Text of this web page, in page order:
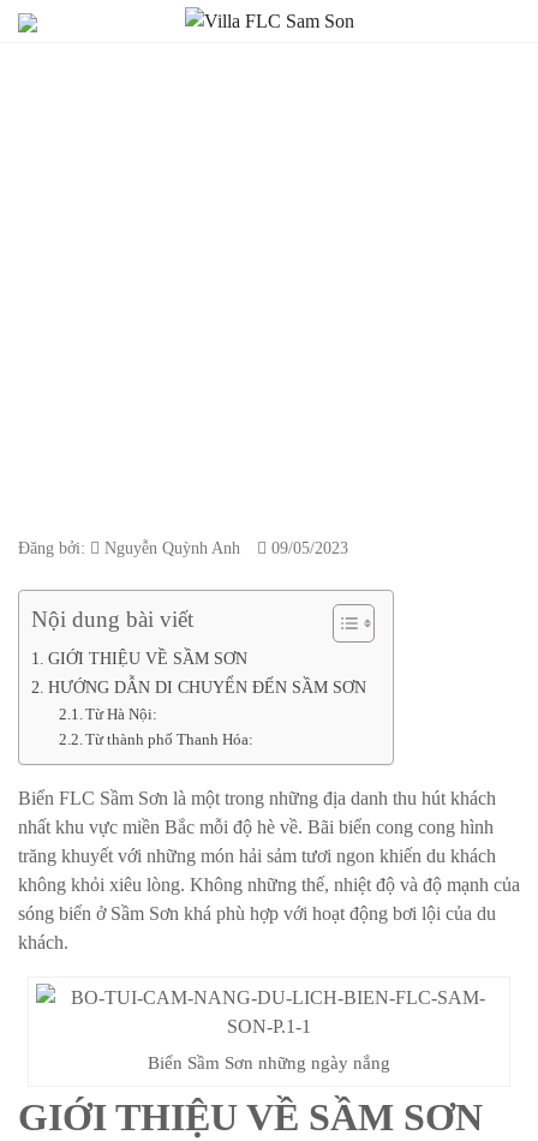
Đăng bởi: Nguyễn Quỳnh Anh 09/05/2023
Nội dung bài viết
GIỚI THIỆU VỀ SẦM SƠN
HƯỚNG DẪN DI CHUYỂN ĐẾN SẦM SƠN
Từ Hà Nội:
Từ thành phố Thanh Hóa:
Biển FLC Sầm Sơn là một trong những địa danh thu hút khách
nhất khu vực miền Bắc mỗi độ hè về. Bãi biển cong cong hình
trăng khuyết với những món hải sảm tươi ngon khiến du khách
không khỏi xiêu lòng. Không những thế, nhiệt độ và độ mạnh của
sóng biển ở Sầm Sơn khá phù hợp với hoạt động bơi lội của du
khách.
Biển Sầm Sơn những ngày nắng
GIỚI THIỆU VỀ SẦM SƠN